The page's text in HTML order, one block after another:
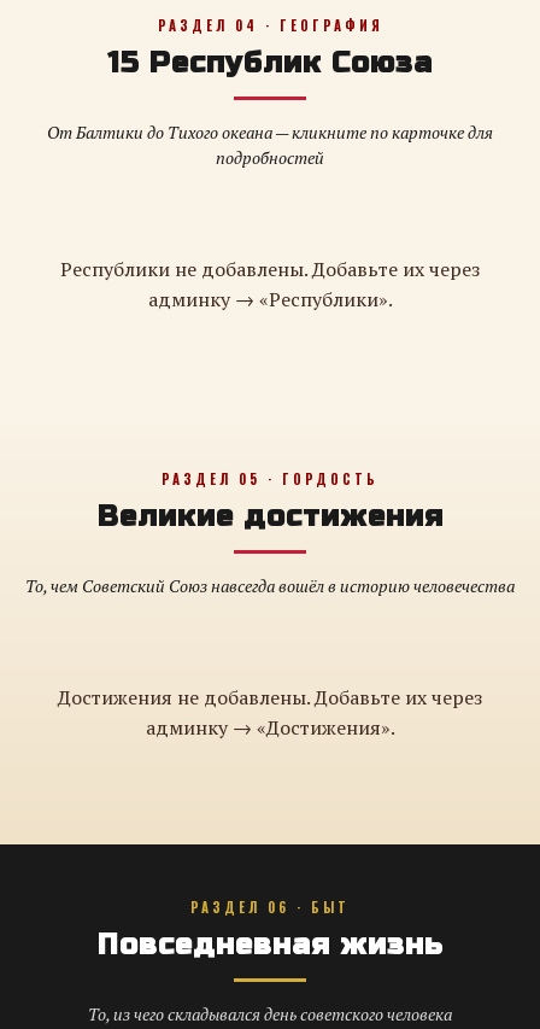
РАЗДЕЛ 04 · ГЕОГРАФИЯ
15 Республик Союза
От Балтики до Тихого океана — кликните по карточке для
подробностей
Республики не добавлены. Добавьте их через
админку → «Республики».
РАЗДЕЛ 05 · ГОРДОСТЬ
Великие достижения
То, чем Советский Союз навсегда вошёл в историю человечества
Достижения не добавлены. Добавьте их через
админку → «Достижения».
РАЗДЕЛ 06 · БЫТ
Повседневная жизнь
То, из чего складывался день советского человека